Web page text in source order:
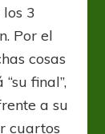
3
Por el
cosas
final”,
a su
cuartos